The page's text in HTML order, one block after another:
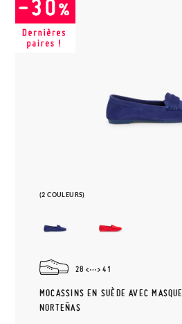
(2 COULEURS)
28 41
MOCASSINS EN SUÈDE AVEC MASQUE
NORTEÑAS